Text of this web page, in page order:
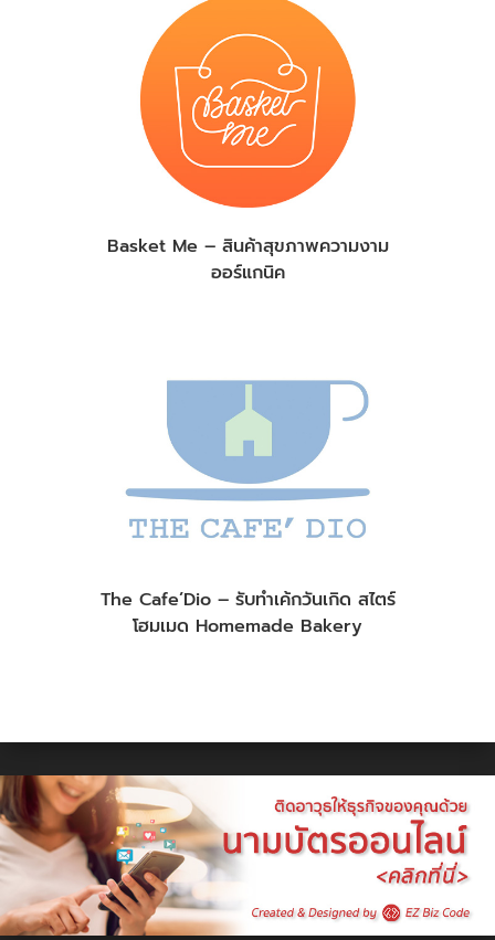
Basket Me – สินค้าสุขภาพความงาม
ออร์แกนิค
The Cafe’Dio – รับทำเค้กวันเกิด สไตร์
โฮมเมด Homemade Bakery